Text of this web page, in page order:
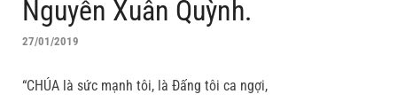
Nguyễn Xuân Quỳnh.
27/01/2019
“CHÚA là sức mạnh tôi, là Đấng tôi ca ngợi,